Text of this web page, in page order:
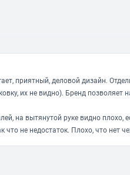
приятный, деловой дизайн.
их не видно). Бренд позволяет
на вытянутой руке видно плохо,
что не недостаток. Плохо, что нет